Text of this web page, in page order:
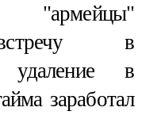
"армейцы"
в
в
заработал